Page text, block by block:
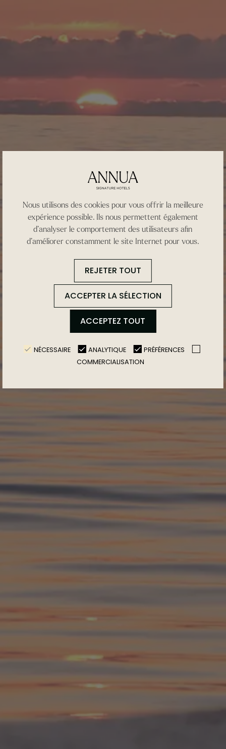
Nous utilisons des cookies pour vous offrir la meilleure
expérience possible. Ils nous permettent également
d’analyser le comportement des utilisateurs afin
d’améliorer constamment le site Internet pour vous.
REJETER TOUT
ACCEPTER LA SÉLECTION
ACCEPTEZ TOUT
NÉCESSAIRE ANALYTIQUE
PRÉFÉRENCES
COMMERCIALISATION